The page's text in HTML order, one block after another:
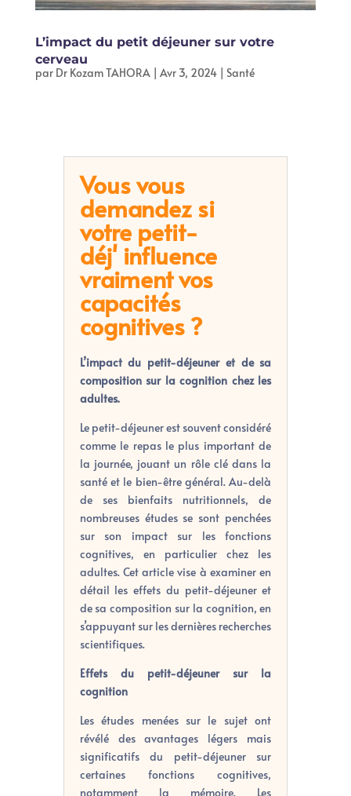
L’impact du petit déjeuner sur votre
cerveau
par Dr Kozam TAHORA | Avr 3, 2024| Santé
Vous vous
demandez si
votre petit-
déj' influence
vraiment vos
capacités
cognitives ?
L’impact du petit-déjeuner et de sa
composition sur la cognition chez les
adultes.
Le petit-déjeuner est souvent considéré
comme le repas le plus important de
la journée, jouant un rôle clé dans la
santé et le bien-être général. Au-delà
de ses bienfaits nutritionnels, de
nombreuses études se sont penchées
sur son impact sur les fonctions
cognitives, en particulier chez les
adultes. Cet article vise à examiner en
détail les effets du petit-déjeuner et
de sa composition sur la cognition, en
s’appuyant sur les dernières recherches
scientifiques.
Effets du petit-déjeuner sur la
cognition
Les études menées sur le sujet ont
révélé des avantages légers mais
significatifs du petit-déjeuner sur
certaines fonctions cognitives,
notamment la mémoire. Les